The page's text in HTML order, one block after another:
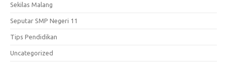
Sekilas Malang
Seputar SMP Negeri 11
Tips Pendidikan
Uncategorized